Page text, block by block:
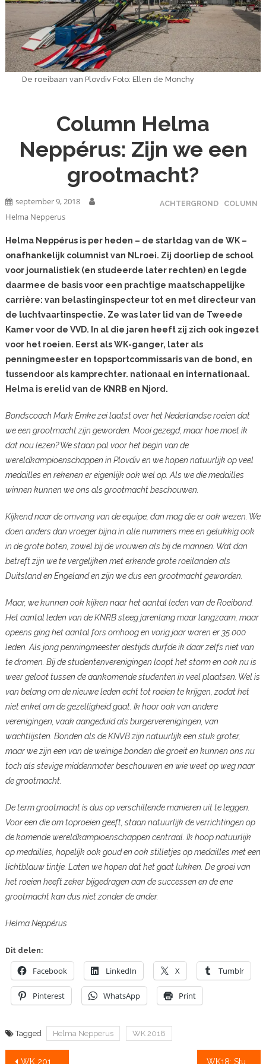
De roeibaan van Plovdiv Foto: Ellen de Monchy
Column Helma
Neppérus: Zijn we een
grootmacht?
ACHTERGROND COLUMN
september 9, 2018
Helma Nepperus
Helma Neppérus is per heden – de startdag van de WK –
onafhankelijk columnist van NLroei. Zij doorliep de school
voor journalistiek (en studeerde later rechten) en legde
daarmee de basis voor een prachtige maatschappelijke
carrière: van belastinginspecteur tot en met directeur van
de luchtvaartinspectie. Ze was later lid van de Tweede
Kamer voor de VVD. In al die jaren heeft zij zich ook ingezet
voor het roeien. Eerst als WK-ganger, later als
penningmeester en topsportcommissaris van de bond, en
tussendoor als kamprechter. nationaal en internationaal.
Helma is erelid van de KNRB en Njord.
Bondscoach Mark Emke zei laatst over het Nederlandse roeien dat
we een grootmacht zijn geworden. Mooi gezegd, maar hoe moet ik
dat nou lezen? We staan pal voor het begin van de
wereldkampioenschappen in Plovdiv en we hopen natuurlijk op veel
medailles en rekenen er eigenlijk ook wel op. Als we die medailles
winnen kunnen we ons als grootmacht beschouwen.
Kijkend naar de omvang van de equipe, dan mag die er ook wezen. We
doen anders dan vroeger bijna in alle nummers mee en gelukkig ook
in de grote boten, zowel bij de vrouwen als bij de mannen. Wat dan
betreft zijn we te vergelijken met erkende grote roeilanden als
Duitsland en Engeland en zijn we dus een grootmacht geworden.
Maar, we kunnen ook kijken naar het aantal leden van de Roeibond.
Het aantal leden van de KNRB steeg jarenlang maar langzaam, maar
opeens ging het aantal fors omhoog en vorig jaar waren er 35.000
leden. Als jong penningmeester destijds durfde ik daar zelfs niet van
te dromen. Bij de studentenverenigingen loopt het storm en ook nu is
weer geloot tussen de aankomende studenten in veel plaatsen. Wel is
van belang om de nieuwe leden echt tot roeien te krijgen, zodat het
niet enkel om de gezelligheid gaat. Ik hoor ook van andere
verenigingen, vaak aangeduid als burgerverenigingen, van
wachtlijsten. Bonden als de KNVB zijn natuurlijk een stuk groter,
maar we zijn een van de weinige bonden die groeit en kunnen ons nu
toch als stevige middenmoter beschouwen en wie weet op weg naar
de grootmacht.
De term grootmacht is dus op verschillende manieren uit te leggen.
Voor een die om toproeien geeft, staan natuurlijk de verrichtingen op
de komende wereldkampioenschappen centraal. Ik hoop natuurlijk
op medailles, hopelijk ook goud en ook stilletjes op medailles met een
lichtblauw tintje. Laten we hopen dat het gaat lukken. De groei van
het roeien heeft zeker bijgedragen aan de successen en de ene
grootmacht kan dus niet zonder de ander.
Helma Neppérus
Dit delen:
Facebook LinkedIn X Tumblr
Pinterest WhatsApp Print
Tagged Helma Nepperus WK 2018
WK 2018 start, races live te volgen